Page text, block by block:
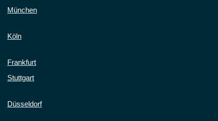
München
Köln
Frankfurt
Stuttgart
Düsseldorf